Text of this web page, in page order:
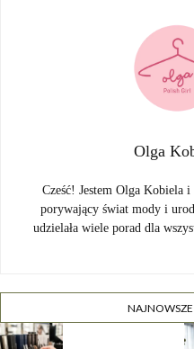
Olga
Cześć! Jestem Olga Kobiela
porywający świat mody i
udzielała wiele porad dla
NAJNOWSZE